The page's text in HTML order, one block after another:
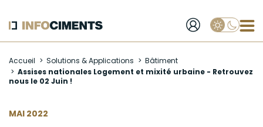
au
contenu
Accueil Solutions & Applications
Bâtiment
Assises nationales Logement et mixité urbaine - Retrouvez
nous le 02 Juin !
MAI 2022